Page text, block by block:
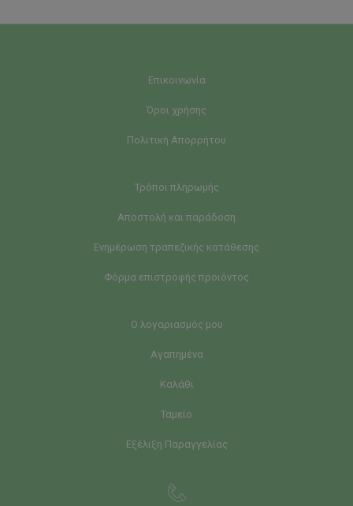
Επικοινωνία
Όροι χρήσης
Πολιτική Απορρήτου
Τρόποι πληρωμής
Αποστολή και παράδοση
Ενημέρωση τραπεζικής κατάθεσης
Φόρμα επιστροφής προιόντος
Ο λογαριασμός μου
Αγαπημένα
Καλάθι
Ταμείο
Εξέλιξη Παραγγελίας